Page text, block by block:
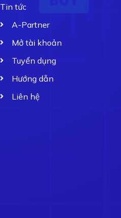
Tin tức
A-Partner
Mở tài khoản
Tuyển dụng
Hướng dẫn
Liên hệ